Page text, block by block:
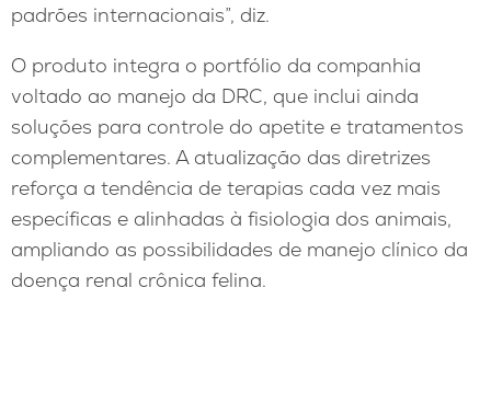
padrões internacionais”, diz.
O produto integra o portfólio da companhia
voltado ao manejo da DRC, que inclui ainda
soluções para controle do apetite e tratamentos
complementares. A atualização das diretrizes
reforça a tendência de terapias cada vez mais
específicas e alinhadas à fisiologia dos animais,
ampliando as possibilidades de manejo clínico da
doença renal crônica felina.